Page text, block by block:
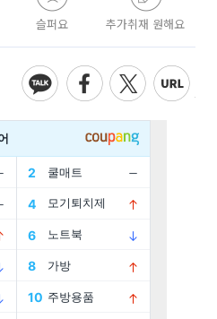
슬퍼요 추가취재 원해요